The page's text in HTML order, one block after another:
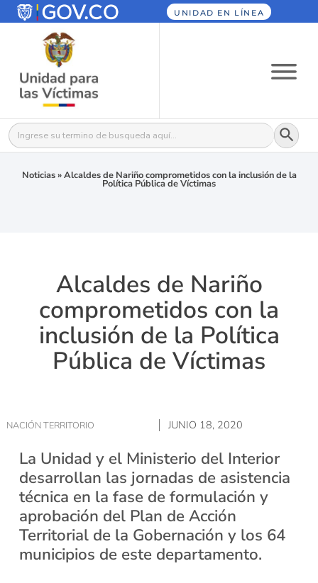
UNIDAD EN LÍNEA
Buscar: Botón
Noticias»Alcaldes de Nariño comprometidos con la inclusión de la
Política Pública de Víctimas
Alcaldes de Nariño
comprometidos con la
inclusión de la Política
Pública de Víctimas
NACIÓN TERRITORIO JUNIO 18, 2020
La Unidad y el Ministerio del Interior
desarrollan las jornadas de asistencia
técnica en la fase de formulación y
aprobación del Plan de Acción
Territorial de la Gobernación y los 64
municipios de este departamento.